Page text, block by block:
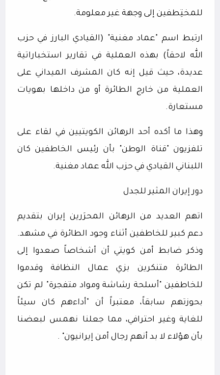
للمختِطفين إلى وجهة غير معلومة.
ارتبط اسم "عماد مغنية" (القيادي البارز في حزب
الله لاحقاً) بهذه العملية في تقارير استخباراتية
عديدة، حيث قيل إنه كان المشرف الميداني على
العملية من خارج الطائرة أو من داخلها بهويات
مستعارة.
وهذا ما أكده أحد الرهائن الكويتيين في لقاء على
تلفزيون "قناة الوطن" بأن رئيس الخاطفين كان
اللبناني القيادي في حزب الله عماد مغنية.
دور إيران المثير للجدل
اتهم العديد من الرهائن المحرَرين إيران بتقديم
دعم كبير للخاطفين أثناء وجود الطائرة في مشهد.
وذكر ضابط أمن كويتي أن أشخاصاً صعدوا إلى
الطائرة متنكرين بزي عمال النظافة وقدموا
للخاطفين "أسلحة رشاشة ومواد متفجرة" لم تكن
بحوزتهم سابقاً، معتبراً أن "أداءهم كان سيئاً
للغاية وغير احترافي، مما جعلنا نهمس لبعضنا
بأن هؤلاء لا بد أنهم رجال أمن إيرانيون" .